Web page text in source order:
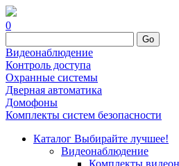
0
Go
Видеонаблюдение
Контроль доступа
Охранные системы
Дверная автоматика
Домофоны
Комплекты систем безопасности
Каталог Выбирайте лучшее!
Видеонаблюдение
Комплекты